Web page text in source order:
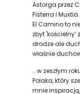
Astorga przez
Fisterra i Muxtia
El Camino to
zbyt
drodze ale
właśnie
.. w zeszłym
Polaka, który
mnie